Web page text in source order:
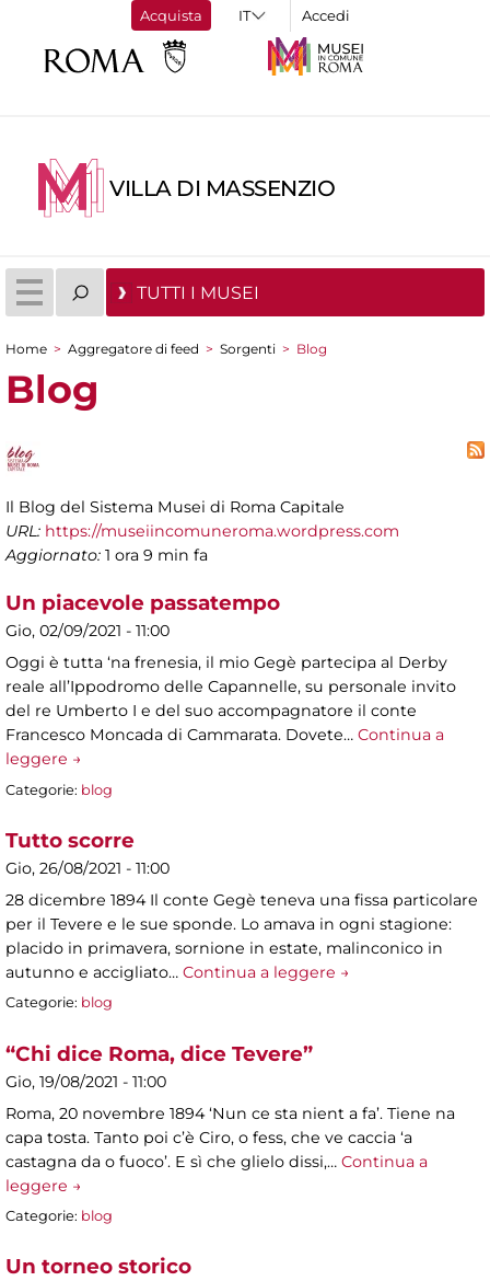
Acquista Accedi
VILLA DI MASSENZIO
TUTTI I MUSEI
Tu sei qui
Home > Aggregatore di feed > Sorgenti > Blog
Blog
Il Blog del Sistema Musei di Roma Capitale
URL: https://museiincomuneroma.wordpress.com
Aggiornato: 1 ora 9 min fa
Un piacevole passatempo
Gio, 02/09/2021 - 11:00
Oggi è tutta ‘na frenesia, il mio Gegè partecipa al Derby
reale all’Ippodromo delle Capannelle, su personale invito
del re Umberto I e del suo accompagnatore il conte
Francesco Moncada di Cammarata. Dovete… Continua a
leggere →
Categorie: blog
Tutto scorre
Gio, 26/08/2021 - 11:00
28 dicembre 1894 Il conte Gegè teneva una fissa particolare
per il Tevere e le sue sponde. Lo amava in ogni stagione:
placido in primavera, sornione in estate, malinconico in
autunno e accigliato… Continua a leggere →
Categorie: blog
“Chi dice Roma, dice Tevere”
Gio, 19/08/2021 - 11:00
Roma, 20 novembre 1894 ‘Nun ce sta nient a fa’. Tiene na
capa tosta. Tanto poi c’è Ciro, o fess, che ve caccia ‘a
castagna da o fuoco’. E sì che glielo dissi,… Continua a
leggere →
Categorie: blog
Un torneo storico